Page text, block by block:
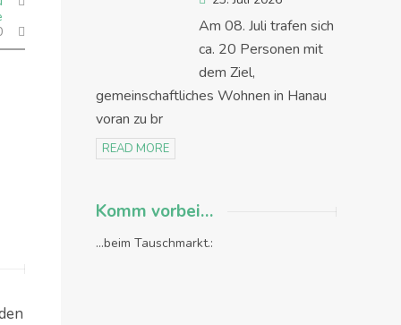
Am 08. Juli trafen sich
ca. 20 Personen mit
dem Ziel,
gemeinschaftliches Wohnen in Hanau
voran zu br
READ MORE
Komm vorbei…
...beim Tauschmarkt.: